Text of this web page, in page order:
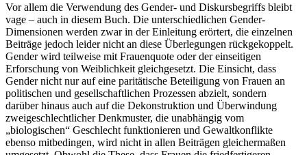
Vor allem die Verwendung des Gender- und Diskursbegriffs bleibt
vage – auch in diesem Buch. Die unterschiedlichen Gender-
Dimensionen werden zwar in der Einleitung erörtert, die einzelnen
Beiträge jedoch leider nicht an diese Überlegungen rückgekoppelt.
Gender wird teilweise mit Frauenquote oder der einseitigen
Erforschung von Weiblichkeit gleichgesetzt. Die Einsicht, dass
Gender nicht nur auf eine paritätische Beteiligung von Frauen an
politischen und gesellschaftlichen Prozessen abzielt, sondern
darüber hinaus auch auf die Dekonstruktion und Überwindung
zweigeschlechtlicher Denkmuster, die unabhängig vom
„biologischen“ Geschlecht funktionieren und Gewaltkonflikte
ebenso mitbedingen, wird nicht in allen Beiträgen gleichermaßen